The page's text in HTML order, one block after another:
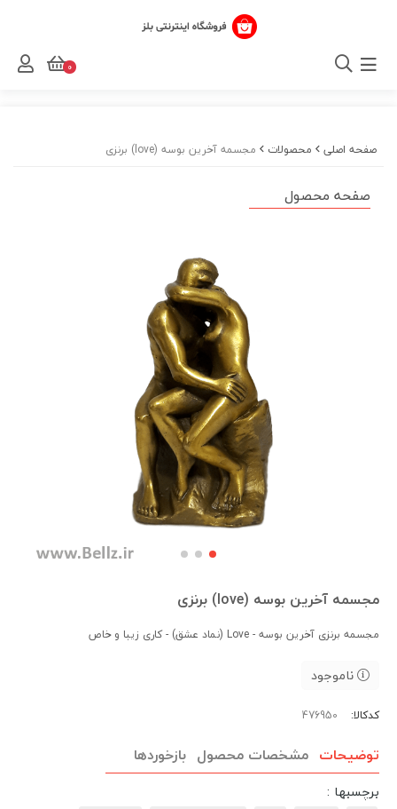
صفحه اصلی محصولات مجسمه آخرین بوسه (love) برنزی
صفحه محصول
مجسمه آخرین بوسه (love) برنزی
مجسمه برنزی آخرین بوسه - Love (نماد عشق) - کاری زیبا و خاص
ناموجود
کدکالا:
توضیحات مشخصات محصول بازخوردها
برچسبها :
0